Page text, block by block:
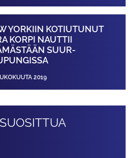
YORKIIN KOTIUTUNUT
KORPI NAUTTII
SUUR­
2019
SUOSITTUA